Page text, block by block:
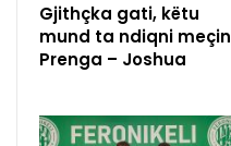
Gjithçka gati, këtu
mund ta ndiqni meçin
Prenga – Joshua